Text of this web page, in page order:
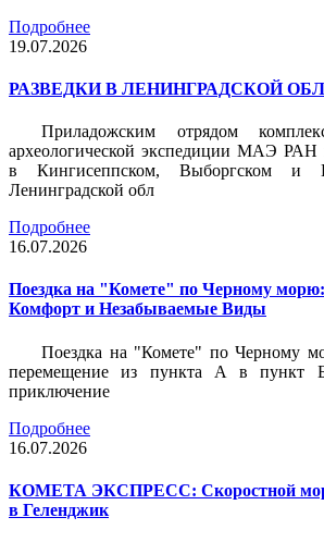
Подробнее
19.07.2026
РАЗВЕДКИ В ЛЕНИНГРАДСКОЙ
Приладожским отрядом
археологической экспедиции МАЭ РАН
в Кингисеппском, Выборгском и
Ленинградской обл
Подробнее
16.07.2026
Поездка на "Комете" по Черному
Комфорт и Незабываемые Виды
Поездка на "Комете" по Черному
перемещение из пункта А в пункт
приключение
Подробнее
16.07.2026
КОМЕТА ЭКСПРЕСС: Скоростной
в Геленджик